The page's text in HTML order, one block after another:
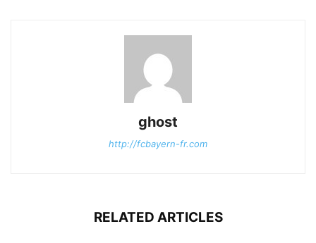
ghost
http://fcbayern-fr.com
RELATED ARTICLES